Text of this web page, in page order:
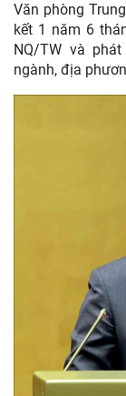
Văn phòng
kết 1 năm 6
NQ/TW và
ngành, địa